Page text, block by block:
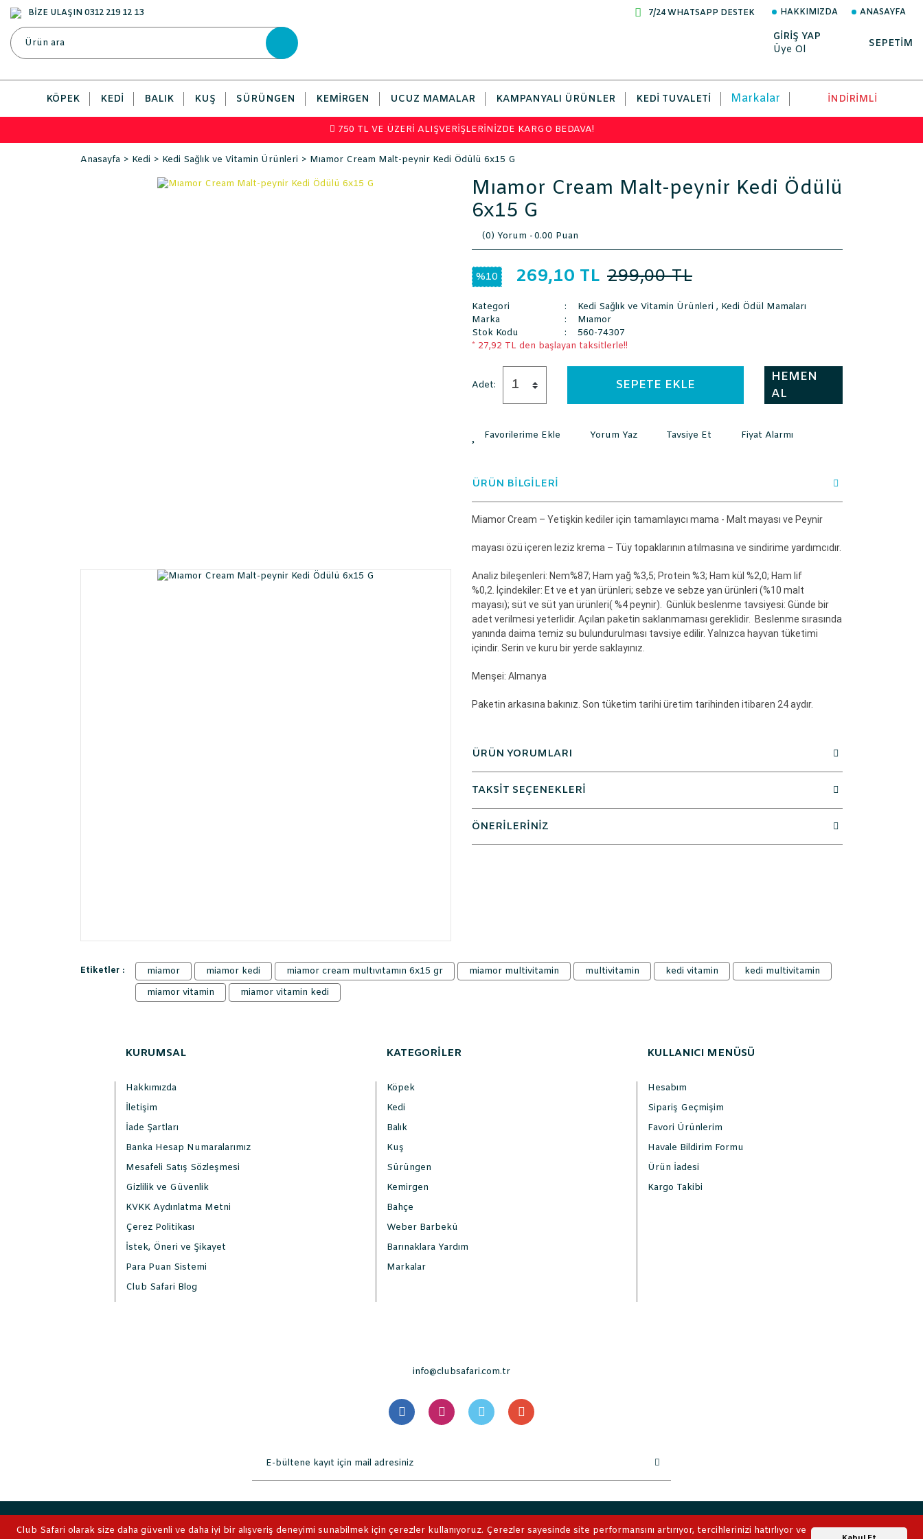
Club Safari olarak size daha güvenli ve daha iyi bir alışveriş deneyimi sunabilmek için çerezler kullanıyoruz. Çerezler sayesinde site performansını artırıyor, tercihlerinizi hatırlıyor ve
BİZE ULAŞIN 0312 219 12 13 7/24 WHATSAPP DESTEK HAKKIMIZDA ANASAYFA
GİRİŞ YAP
Üye Ol
SEPETİM
KÖPEK KEDI BALIK KUŞ SÜRÜNGEN KEMIRGEN UCUZ MAMALAR KAMPANYALI ÜRÜNLER KEDI TUVALETI Markalar İNDİRİMLİ
750 TL VE ÜZERİ ALIŞVERİŞLERİNİZDE KARGO BEDAVA!
Anasayfa Kedi Kedi Sağlık ve Vitamin Ürünleri Mıamor Cream Malt-peynir Kedi Ödülü 6x15 G
Mıamor Cream Malt-peynir Kedi Ödülü
6x15 G
(0) Yorum -0.00 Puan
%10 269,10 TL 299,00 TL
Kategori Kedi Sağlık ve Vitamin Ürünleri , Kedi Ödül Mamaları
Marka
Mıamor
Stok Kodu
560-74307
* 27,92 TL den başlayan taksitlerle!!
Adet: SEPETE EKLE
HEMEN
AL
Yorum Yaz Tavsiye Et Fiyat Alarmı
ÜRÜN BİLGİLERİ
Miamor Cream – Yetişkin kediler için tamamlayıcı mama - Malt mayası ve Peynir
mayası özü içeren leziz krema – Tüy topaklarının atılmasına ve sindirime yardımcıdır.
Analiz bileşenleri: Nem%87; Ham yağ %3,5; Protein %3; Ham kül %2,0; Ham lif
%0,2.
İçindekiler: Et ve et yan ürünleri; sebze ve sebze yan ürünleri (%10 malt
mayası); süt ve süt yan ürünleri( %4 peynir). Günlük beslenme tavsiyesi: Günde bir
adet verilmesi yeterlidir. Açılan paketin saklanmaması gereklidir. Beslenme sırasında
yanında daima temiz su bulundurulması tavsiye edilir. Yalnızca hayvan tüketimi
içindir. Serin ve kuru bir yerde saklayınız.
Menşei: Almanya
Paketin arkasına bakınız. Son tüketim tarihi üretim tarihinden itibaren 24 aydır.
ÜRÜN YORUMLARI
TAKSİT SEÇENEKLERİ
ÖNERİLERİNİZ
Etiketler : miamor miamor kedi miamor cream multıvıtamın 6x15 gr miamor multivitamin multivitamin kedi vitamin
kedi multivitamin
miamor vitamin
miamor vitamin kedi
KURUMSAL
Hakkımızda
İletişim
İade Şartları
Banka Hesap Numaralarımız
Mesafeli Satış Sözleşmesi
Gizlilik ve Güvenlik
KVKK Aydınlatma Metni
Çerez Politikası
İstek, Öneri ve Şikayet
Para Puan Sistemi
Club Safari Blog
KATEGORİLER
Köpek
Kedi
Balık
Kuş
Sürüngen
Kemirgen
Bahçe
Weber Barbekü
Barınaklara Yardım
Markalar
KULLANICI MENÜSÜ
Hesabım
Sipariş Geçmişim
Favori Ürünlerim
Havale Bildirim Formu
Ürün İadesi
Kargo Takibi
info@clubsafari.com.tr